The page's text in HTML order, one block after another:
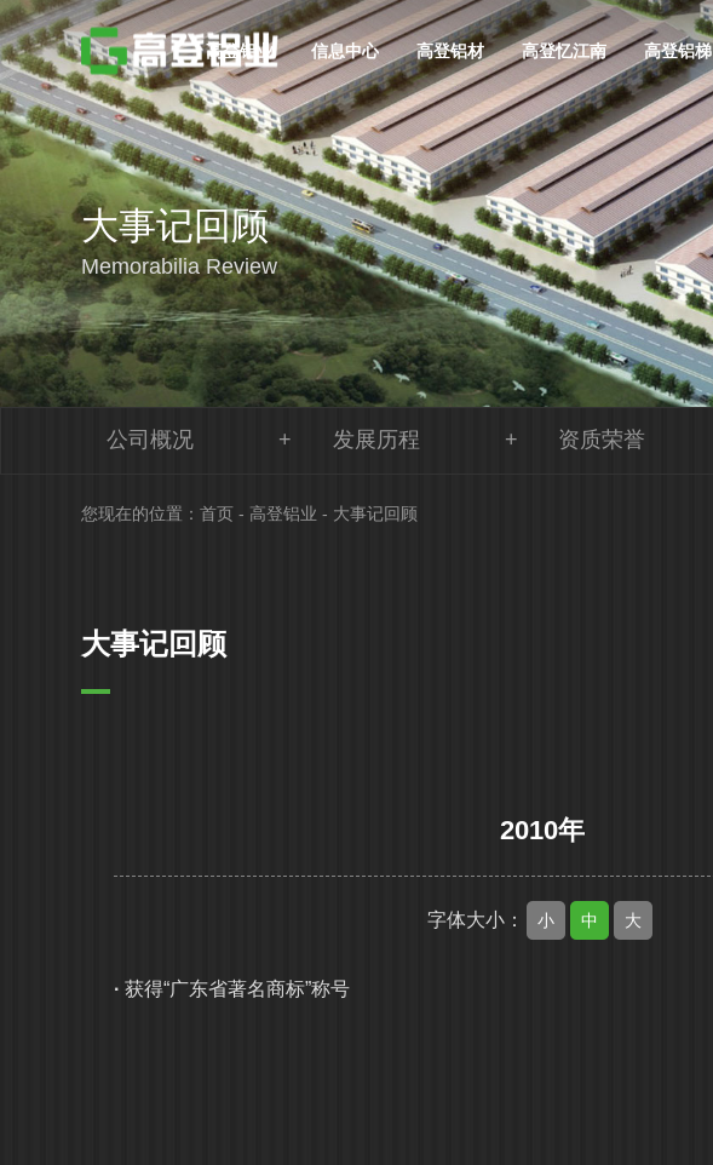
高登铝业 信息中心 高登铝材 高登忆江南 高登铝梯
大事记回顾
Memorabilia Review
公司概况 发展历程 资质荣誉
您现在的位置：首页 - 高登铝业 - 大事记回顾
大事记回顾
2010年
字体大小： 小 中 大
·获得“广东省著名商标”称号